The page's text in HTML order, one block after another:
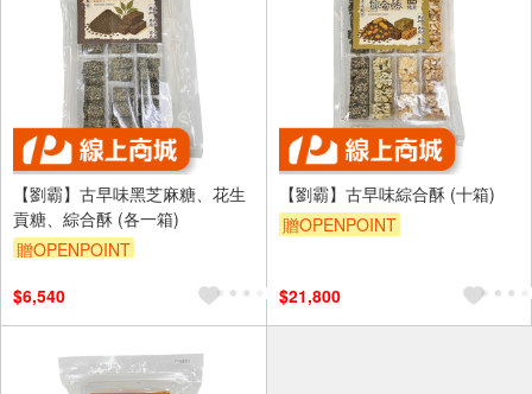
【劉霸】古早味黑芝麻糖、花生
貢糖、綜合酥 (各一箱)
贈OPENPOINT
$6,540
【劉霸】古早味綜合酥 (十箱)
贈OPENPOINT
$21,800